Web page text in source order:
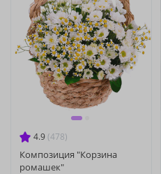
4.9 (478)
Композиция "Корзина
ромашек"